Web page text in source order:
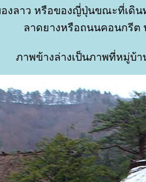
งลาว หรือของญี่ปุ่นขณะที่เดิ
ลาดยางหรือถนนคอนกรีต
ภาพข้างล่างเป็นภาพที่หมู่บ้